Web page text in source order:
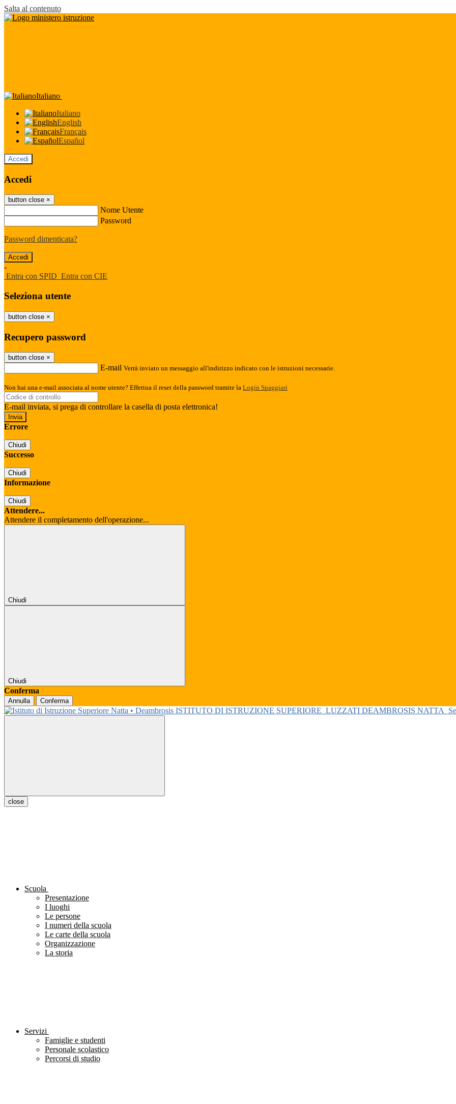
Salta al contenuto
Italiano
Italiano
English
Français
Español
Accedi
Accedi
button close ×
Nome Utente
Password
Password dimenticata?
-
Entra con SPID Entra con CIE
Seleziona utente
button close ×
Recupero password
button close ×
E-mail Verrà inviato un messaggio all'indirizzo indicato con le istruzioni necessarie.
Non hai una e-mail associata al nome utente? Effettua il reset della password tramite la Login Spaggiari
E-mail inviata, si prega di controllare la casella di posta elettronica!
Errore
Chiudi
Successo
Chiudi
Informazione
Chiudi
Attendere...
Attendere il completamento dell'operazione...
Chiudi
Chiudi
Conferma
Annulla Conferma
ISTITUTO DI ISTRUZIONE SUPERIORE LUZZATI DEAMBROSIS NATTA
close
Scuola
Presentazione
I luoghi
Le persone
I numeri della scuola
Le carte della scuola
Organizzazione
La storia
Servizi
Famiglie e studenti
Personale scolastico
Percorsi di studio